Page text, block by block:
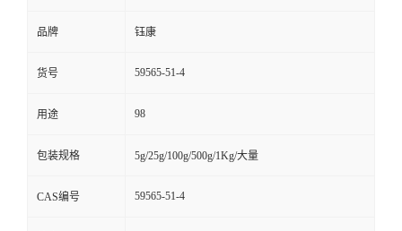
品牌 钰康
货号 59565-51-4
用途 98
包装规格 5g/25g/100g/500g/1Kg/大量
CAS编号 59565-51-4